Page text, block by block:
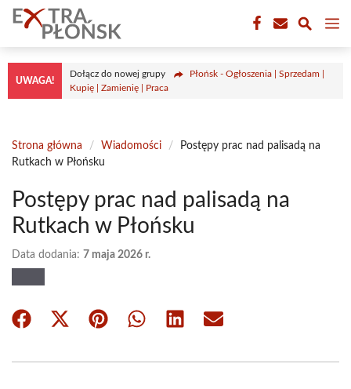
Przejdź
treści
UWAGA!
Dołącz do nowej grupy
Płońsk - Ogłoszenia | Sprzedam |
Kupię | Zamienię | Praca
Strona główna / Wiadomości /
Postępy prac nad palisadą na
Rutkach w Płońsku
Postępy prac nad palisadą na
Rutkach w Płońsku
Data dodania: 7 maja 2026 r.
Share
Share
(Twitter)
Share Share Share Share